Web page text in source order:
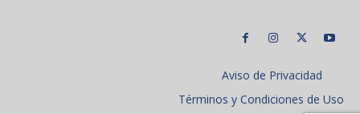
Aviso de Privacidad
Términos y Condiciones de Uso